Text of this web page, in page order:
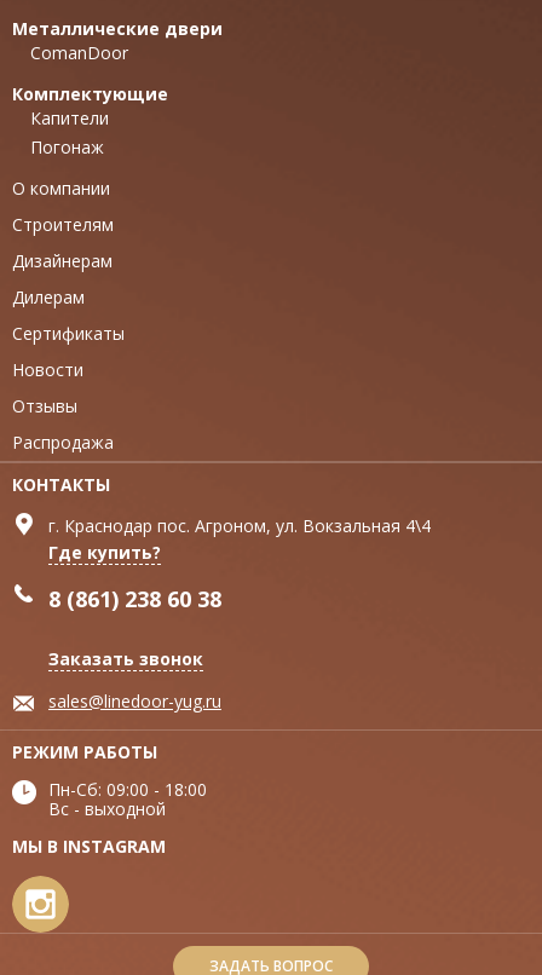
Металлические двери
ComanDoor
Комплектующие
Капители
Погонаж
О компании
Строителям
Дизайнерам
Дилерам
Сертификаты
Новости
Отзывы
Распродажа
КОНТАКТЫ
г. Краснодар пос. Агроном, ул. Вокзальная 4\4
Где купить?
8 (861) 238 60 38
Заказать звонок
sales@linedoor-yug.ru
РЕЖИМ РАБОТЫ
Пн-Сб: 09:00 - 18:00
Вс - выходной
МЫ В INSTAGRAM
ЗАДАТЬ ВОПРОС